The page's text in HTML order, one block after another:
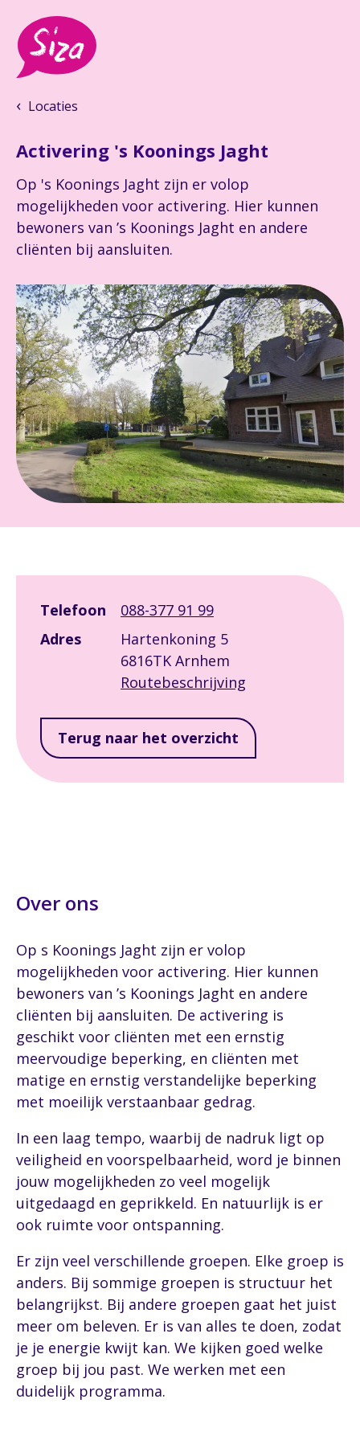
Locaties
Activering 's Koonings Jaght
Op 's Koonings Jaght zijn er volop
mogelijkheden voor activering. Hier kunnen
bewoners van ’s Koonings Jaght en andere
cliënten bij aansluiten.
Telefoon
088-377 91 99
Adres
Hartenkoning 5
6816TK Arnhem
Routebeschrijving
Terug naar het overzicht
Over ons
Op s Koonings Jaght zijn er volop
mogelijkheden voor activering. Hier kunnen
bewoners van ’s Koonings Jaght en andere
cliënten bij aansluiten. De activering is
geschikt voor cliënten met een ernstig
meervoudige beperking, en cliënten met
matige en ernstig verstandelijke beperking
met moeilijk verstaanbaar gedrag.
In een laag tempo, waarbij de nadruk ligt op
veiligheid en voorspelbaarheid, word je binnen
jouw mogelijkheden zo veel mogelijk
uitgedaagd en geprikkeld. En natuurlijk is er
ook ruimte voor ontspanning.
Er zijn veel verschillende groepen. Elke groep is
anders. Bij sommige groepen is structuur het
belangrijkst. Bij andere groepen gaat het juist
meer om beleven. Er is van alles te doen, zodat
je je energie kwijt kan. We kijken goed welke
groep bij jou past. We werken met een
duidelijk programma.